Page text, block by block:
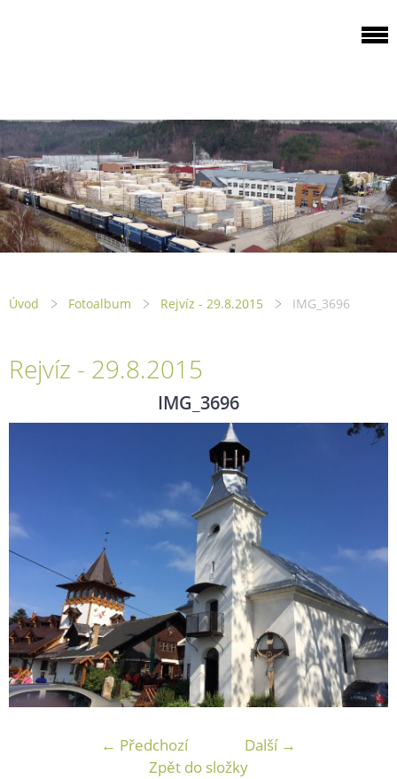
Úvod Fotoalbum Rejvíz - 29.8.2015 IMG_3696
Rejvíz - 29.8.2015
IMG_3696
← Předchozí
Další →
Zpět do složky